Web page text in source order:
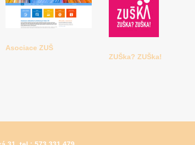
Asociace ZUŠ
ZUŠka? ZUŠka!